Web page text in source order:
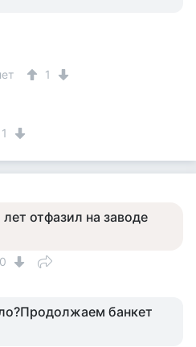
1
1
отфазил на заводе
0
банкет